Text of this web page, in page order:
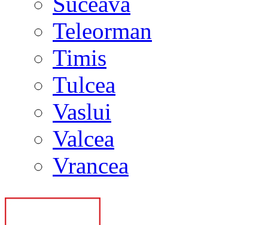
Teleorman
Timis
Tulcea
Vaslui
Valcea
Vrancea